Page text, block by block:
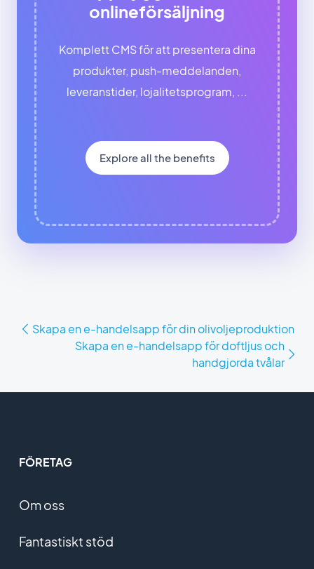
onlineförsäljning
Komplett CMS för att presentera dina
produkter, push-meddelanden,
leveranstider, lojalitetsprogram, ...
Explore all the benefits
Skapa en e-handelsapp för din olivoljeproduktion
Skapa en e-handelsapp för doftljus och
handgjorda tvålar
FÖRETAG
Om oss
Fantastiskt stöd